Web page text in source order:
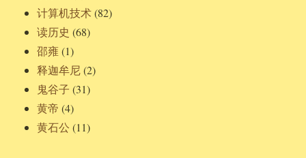
计算机技术(82)
读历史 (68)
邵雍 (1)
释迦牟尼(2)
鬼谷子 (31)
黄帝 (4)
黄石公 (11)